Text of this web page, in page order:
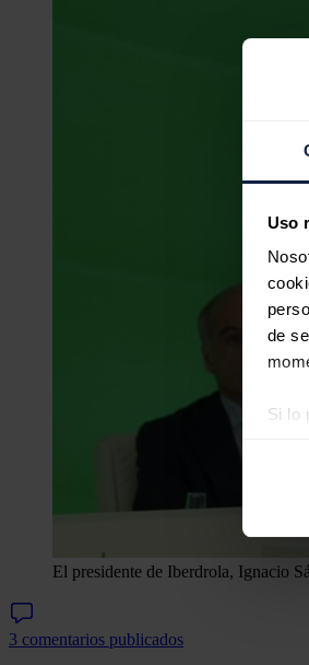
Uso
de
Si lo
Las
El presidente de Iberdrola, Ignacio
3 comentarios publicados